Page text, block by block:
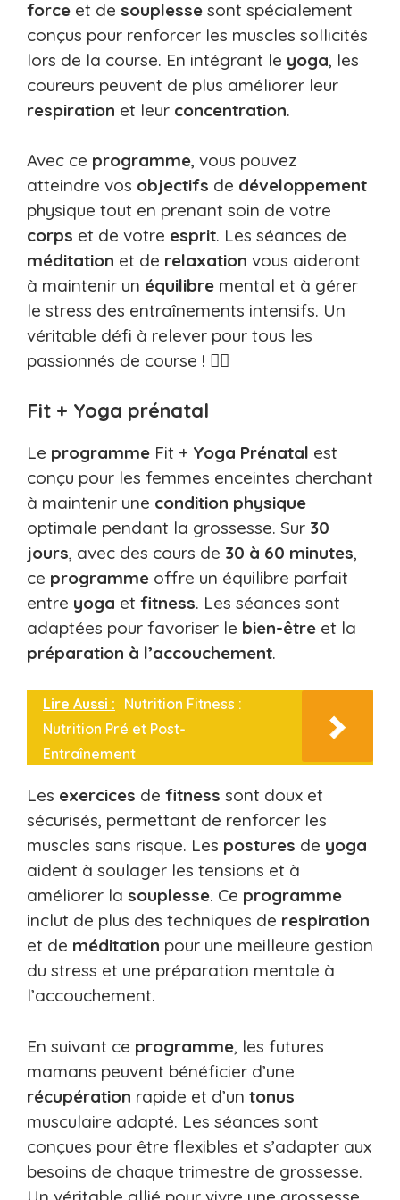
force et de souplesse sont spécialement
conçus pour renforcer les muscles sollicités
lors de la course. En intégrant le yoga, les
coureurs peuvent de plus améliorer leur
respiration et leur concentration.
Avec ce programme, vous pouvez
atteindre vos objectifs de développement
physique tout en prenant soin de votre
corps et de votre esprit. Les séances de
méditation et de relaxation vous aideront
à maintenir un équilibre mental et à gérer
le stress des entraînements intensifs. Un
véritable défi à relever pour tous les
passionnés de course ! 🏃‍♂️
Fit + Yoga prénatal
Le programme Fit + Yoga Prénatal est
conçu pour les femmes enceintes cherchant
à maintenir une condition physique
optimale pendant la grossesse. Sur 30
jours, avec des cours de 30 à 60 minutes,
ce programme offre un équilibre parfait
entre yoga et fitness. Les séances sont
adaptées pour favoriser le bien-être et la
préparation à l’accouchement.
Lire Aussi : Nutrition Fitness :
Nutrition Pré et Post-
Entraînement
Les exercices de fitness sont doux et
sécurisés, permettant de renforcer les
muscles sans risque. Les postures de yoga
aident à soulager les tensions et à
améliorer la souplesse. Ce programme
inclut de plus des techniques de respiration
et de méditation pour une meilleure gestion
du stress et une préparation mentale à
l’accouchement.
En suivant ce programme, les futures
mamans peuvent bénéficier d’une
récupération rapide et d’un tonus
musculaire adapté. Les séances sont
conçues pour être flexibles et s’adapter aux
besoins de chaque trimestre de grossesse.